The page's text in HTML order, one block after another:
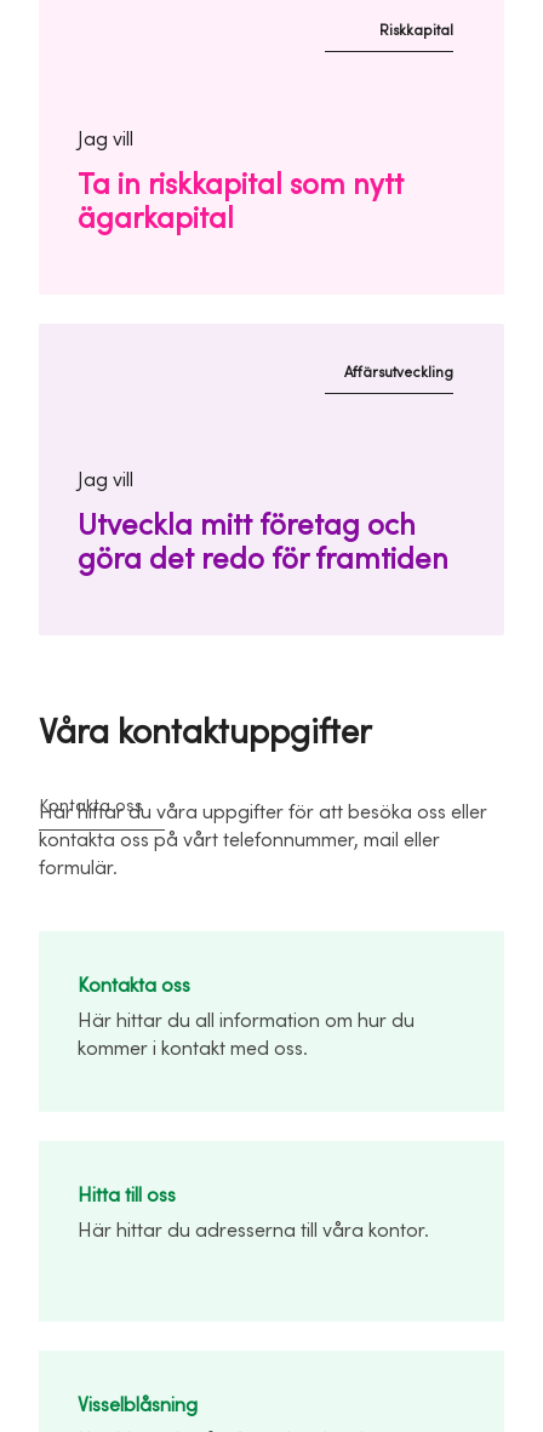
Riskkapital
Jag vill
Ta in riskkapital som nytt
ägarkapital
Affärsutveckling
Jag vill
Utveckla mitt företag och
göra det redo för framtiden
Våra kontaktuppgifter
Kontakta oss
Här hittar du våra uppgifter för att besöka oss eller
kontakta oss på vårt telefonnummer, mail eller
formulär.
Kontakta oss
Här hittar du all information om hur du
kommer i kontakt med oss.
Hitta till oss
Här hittar du adresserna till våra kontor.
Visselblåsning